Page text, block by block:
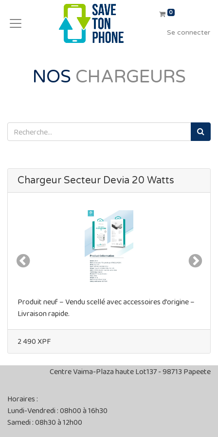
0
Se connecter
NOS CHARGEURS
Chargeur Secteur Devia 20 Watts
Produit neuf – Vendu scellé avec accessoires d’origine –
Livraison rapide.
2 490XPF
Précedent Suivant
Centre Vaima-Plaza hauteLot137 - 98713 Papeete
Horaires :
Lundi-Vendredi : 08h00 à 16h30
Samedi : 08h30 à 12h00